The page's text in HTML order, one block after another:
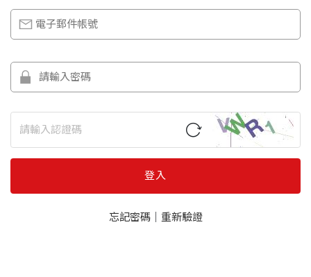
登入
忘記密碼｜ 重新驗證